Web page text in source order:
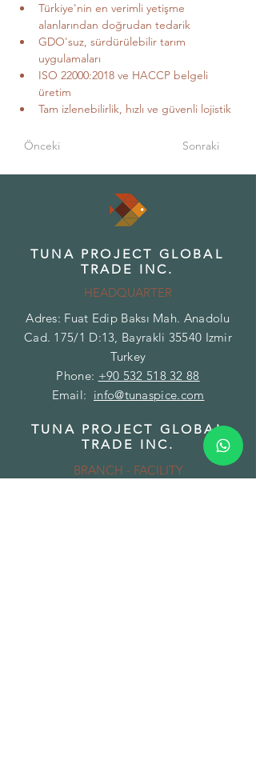
Türkiye'nin en verimli yetişme
alanlarından doğrudan tedarik
GDO'suz, sürdürülebilir tarım
uygulamaları
ISO 22000:2018 ve HACCP belgeli
üretim
Tam izlenebilirlik, hızlı ve güvenli lojistik
Önceki Sonraki
TUNA PROJECT GLOBAL
TRADE INC.
HEADQUARTER
Adres: Fuat Edip Baksı Mah. Anadolu
Cad. 175/1 D:13, Bayrakli 35540 Izmir
Turkey
Phone: +90 532 518 32 88
Email: info@tunaspice.com
TUNA PROJECT GLOBAL
TRADE INC.
BRANCH - FACILITY